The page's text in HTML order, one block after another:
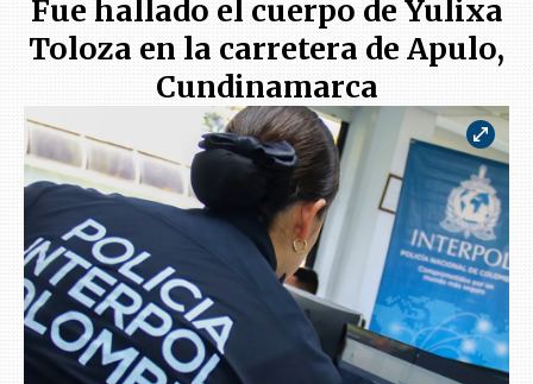
Fue hallado el cuerpo de Yulixa
Toloza en la carretera de Apulo,
Cundinamarca